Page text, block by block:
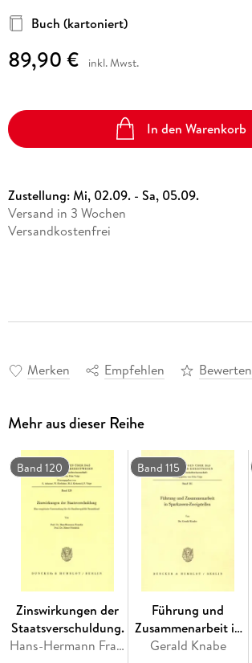
Buch (kartoniert)
89,90 € inkl. Mwst.
In den Warenkorb
Zustellung:Mi, 02.09. - Sa, 05.09.
Versand in 3 Wochen
Versandkostenfrei
Merken Empfehlen Bewerten
Mehr aus dieser Reihe
Band 120
Zinswirkungen der
Staatsverschuldung.
Hans-Hermann Francke, Dieter Friedrich
Band 115
Führung und
Zusammenarbeit in
Sparkassen-
Gerald Knabe